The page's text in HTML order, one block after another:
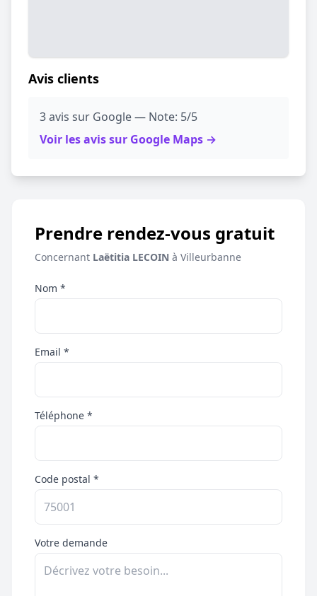
Avis clients
3 avis sur Google — Note: 5/5
Voir les avis sur Google Maps →
Prendre rendez-vous gratuit
Concernant Laëtitia LECOIN à Villeurbanne
Nom *
Email *
Téléphone *
Code postal *
Votre demande